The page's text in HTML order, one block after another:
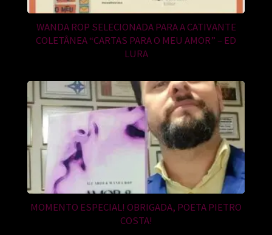
WANDA ROP SELECIONADA PARA A CATIVANTE
COLETÂNEA “CARTAS PARA O MEU AMOR” – ED
LURA
MOMENTO ESPECIAL! OBRIGADA, POETA PIETRO
COSTA!